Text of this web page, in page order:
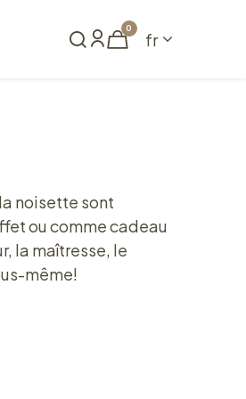
0
fr
noisette sont
ou comme cadeau
la maîtresse, le
même!